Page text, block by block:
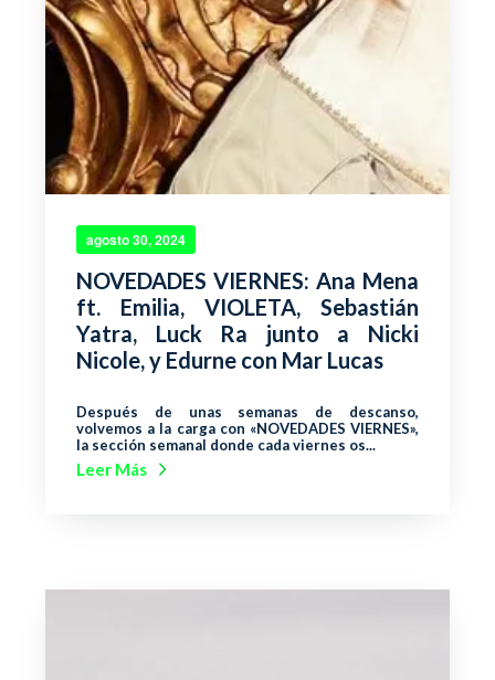
agosto 30, 2024
NOVEDADES VIERNES: Ana Mena
ft. Emilia, VIOLETA, Sebastián
Yatra, Luck Ra junto a Nicki
Nicole, y Edurne con Mar Lucas
Después de unas semanas de descanso,
volvemos a la carga con «NOVEDADES VIERNES»,
la sección semanal donde cada viernes os...
Leer Más